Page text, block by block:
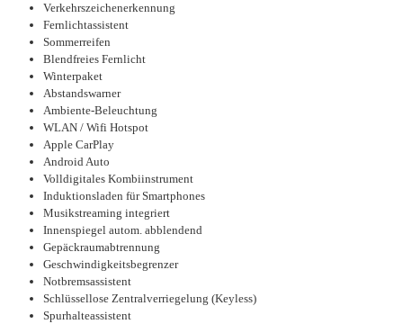
Verkehrszeichenerkennung
Fernlichtassistent
Sommerreifen
Blendfreies Fernlicht
Winterpaket
Abstandswarner
Ambiente-Beleuchtung
WLAN / Wifi Hotspot
Apple CarPlay
Android Auto
Volldigitales Kombiinstrument
Induktionsladen für Smartphones
Musikstreaming integriert
Innenspiegel autom. abblendend
Gepäckraumabtrennung
Geschwindigkeitsbegrenzer
Notbremsassistent
Schlüssellose Zentralverriegelung (Keyless)
Spurhalteassistent